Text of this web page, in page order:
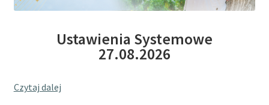
Ustawienia Systemowe
27.08.2026
Czytaj dalej